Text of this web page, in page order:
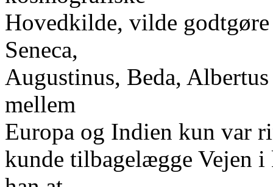
Hovedkilde, vilde
Seneca,
Augustinus, Beda,
mellem
Europa og Indien kun var
kunde tilbagelægge Vejen